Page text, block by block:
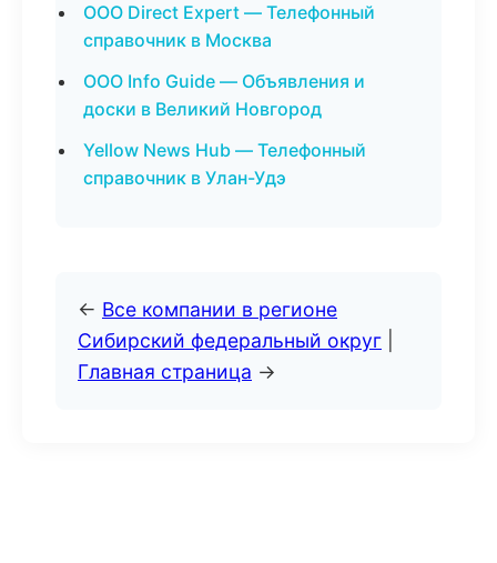
ООО Direct Expert — Телефонный
справочник в Москва
ООО Info Guide — Объявления и
доски в Великий Новгород
Yellow News Hub — Телефонный
справочник в Улан-Удэ
← Все компании в регионе
Сибирский федеральный округ
Главная страница →